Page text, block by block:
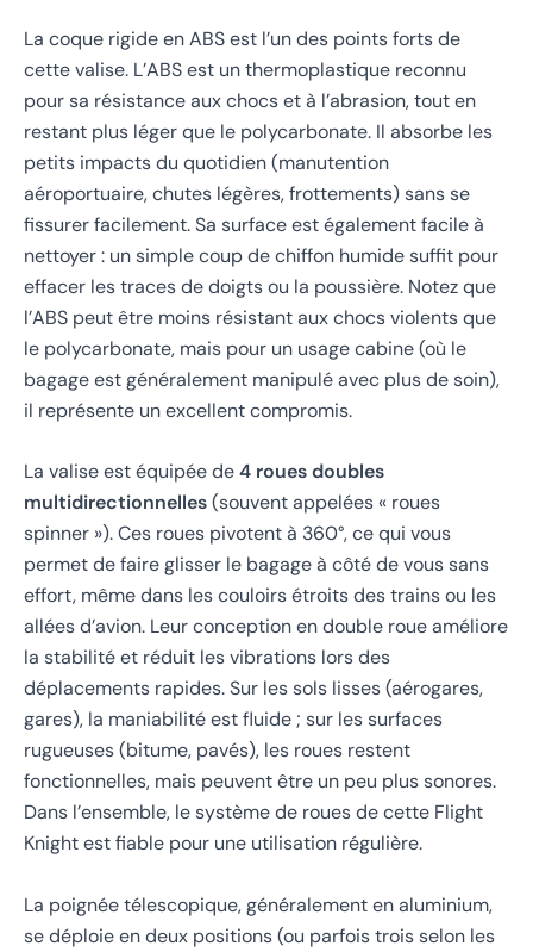
La coque rigide en ABS est l’un des points forts de
cette valise. L’ABS est un thermoplastique reconnu
pour sa résistance aux chocs et à l’abrasion, tout en
restant plus léger que le polycarbonate. Il absorbe les
petits impacts du quotidien (manutention
aéroportuaire, chutes légères, frottements) sans se
fissurer facilement. Sa surface est également facile à
nettoyer : un simple coup de chiffon humide suffit pour
effacer les traces de doigts ou la poussière. Notez que
l’ABS peut être moins résistant aux chocs violents que
le polycarbonate, mais pour un usage cabine (où le
bagage est généralement manipulé avec plus de soin),
il représente un excellent compromis.
La valise est équipée de4 roues doubles
multidirectionnelles(souvent appelées « roues
spinner »). Ces roues pivotent à 360°, ce qui vous
permet de faire glisser le bagage à côté de vous sans
effort, même dans les couloirs étroits des trains ou les
allées d’avion. Leur conception en double roue améliore
la stabilité et réduit les vibrations lors des
déplacements rapides. Sur les sols lisses (aérogares,
gares), la maniabilité est fluide ; sur les surfaces
rugueuses (bitume, pavés), les roues restent
fonctionnelles, mais peuvent être un peu plus sonores.
Dans l’ensemble, le système de roues de cette Flight
Knight est fiable pour une utilisation régulière.
La poignée télescopique, généralement en aluminium,
se déploie en deux positions (ou parfois trois selon les